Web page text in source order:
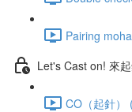
Pairing
Let's Cast on! 來起
CO（起針）